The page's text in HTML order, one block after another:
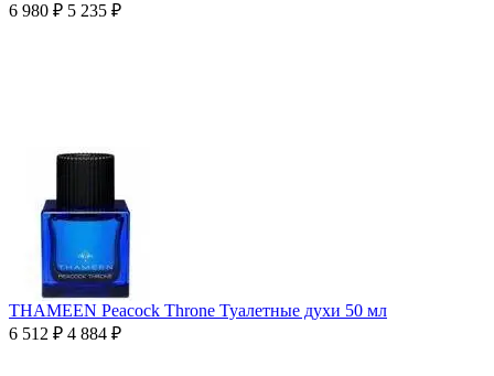
6 980 ₽ 5 235 ₽
THAMEEN Peacock Throne Туалетные духи 50 мл
6 512 ₽ 4 884 ₽